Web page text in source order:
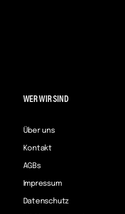
WER WIR SIND
Über uns
Kontakt
AGBs
Impressum
Datenschutz